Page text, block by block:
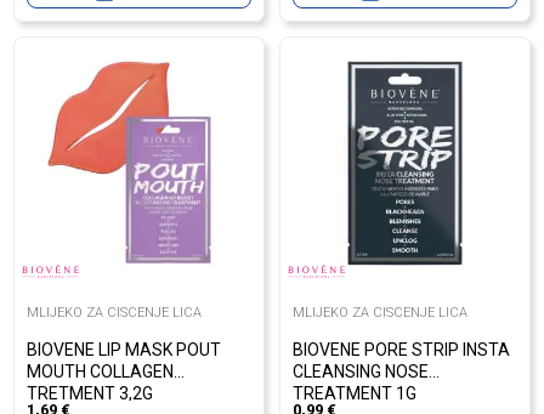
MLIJEKO ZA CISCENJE LICA
BIOVENE LIP MASK POUT
MOUTH COLLAGEN
TRETMENT 3,2G
1,69 €
MLIJEKO ZA CISCENJE LICA
BIOVENE PORE STRIP INSTA
CLEANSING NOSE
TREATMENT 1G
0,99 €